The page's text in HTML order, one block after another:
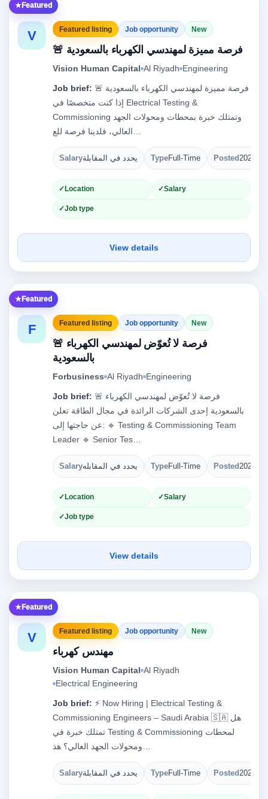
Featured
V Featured listing Job opportunity New
🚨 فرصة مميزة لمهندسي الكهرباء بالسعودية
Vision Human Capital Al Riyadh Engineering
Job brief: 🚨 فرصة مميزة لمهندسي الكهرباء بالسعودية
إذا كنت متخصصًا في Electrical Testing &
Commissioning وتمتلك خبرة بمحطات ومحولات الجهد
Salaryيحدد في المقابلة TypeFull-Time Posted2026-
Location Salary
Job type
View details
Featured
F Featured listing Job opportunity New
🚨 فرصة لا تُعوّض لمهندسي الكهرباء
بالسعودية
Forbusiness Al Riyadh Engineering
Job brief: 🚨 فرصة لا تُعوّض لمهندسي الكهرباء
بالسعودية إحدى الشركات الرائدة في مجال الطاقة تعلن
عن حاجتها إلى: 🔹 Testing & Commissioning Team
Leader 🔹 Senior Tes…
Salaryيحدد في المقابله TypeFull-Time Posted2026-
Location Salary
Job type
View details
Featured
V Featured listing Job opportunity New
مهندس كهرباء
Vision Human Capital Al Riyadh
Electrical Engineering
Job brief: ⚡ Now Hiring | Electrical Testing &
Commissioning Engineers – Saudi Arabia 🇸🇦 هل
تمتلك خبرة في Testing & Commissioning لمحطات
Salaryيحدد في المقابلة TypeFull-Time Posted2026-